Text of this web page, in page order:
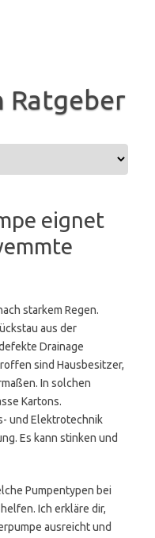
Ratgeber
eignet
starkem Regen.
aus der
Drainage
sind Hausbesitzer,
In solchen
Kartons.
und Elektrotechnik
Es kann stinken und
Pumpentypen bei
Ich erkläre dir,
ausreicht und